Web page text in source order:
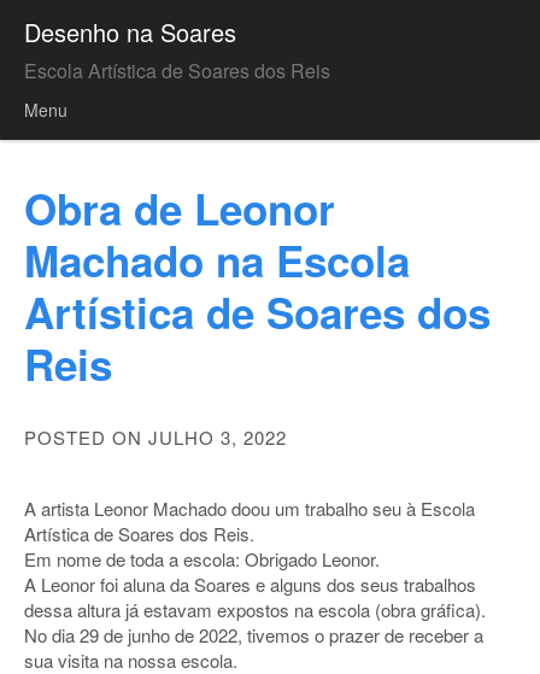
Desenho na Soares
Escola Artística de Soares dos Reis
Menu
Obra de Leonor
Machado na Escola
Artística de Soares dos
Reis
POSTED ON JULHO 3, 2022
A artista Leonor Machado doou um trabalho seu à Escola
Artística de Soares dos Reis.
Em nome de toda a escola: Obrigado Leonor.
A Leonor foi aluna da Soares e alguns dos seus trabalhos
dessa altura já estavam expostos na escola (obra gráfica).
No dia 29 de junho de 2022, tivemos o prazer de receber a
sua visita na nossa escola.